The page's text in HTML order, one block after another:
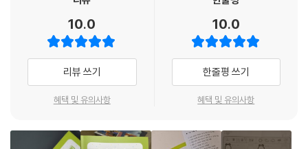
10.0
리뷰 쓰기
혜택 및 유의사항
10.0
한줄평 쓰기
혜택 및 유의사항